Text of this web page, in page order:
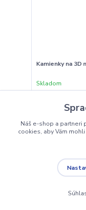
Kamienky na 3D
Skladom
Náš e-shop a partneri
cookies, aby Vám